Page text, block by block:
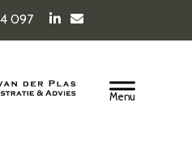
097
der
Header